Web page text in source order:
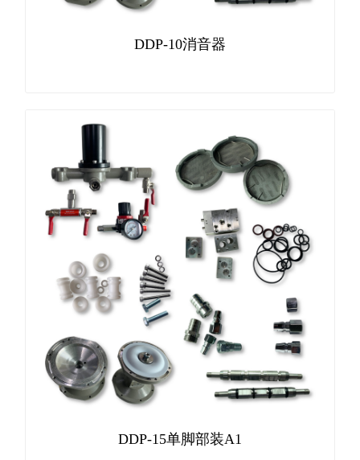
DDP-10消音器
DDP-15单脚部装A1